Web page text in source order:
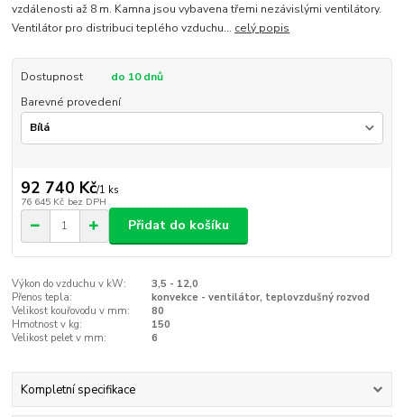
vzdálenosti až 8 m. Kamna jsou vybavena třemi nezávislými ventilátory.
Ventilátor pro distribuci teplého vzduchu... celý popis
Dostupnost
do 10 dnů
Barevné provedení
92 740 Kč/1 ks
76 645 Kč bez DPH
Přidat do košíku
Výkon do vzduchu v kW:
3,5 - 12,0
Přenos tepla:
konvekce - ventilátor, teplovzdušný rozvod
Velikost kouřovodu v mm:
80
Hmotnost v kg:
150
Velikost pelet v mm:
6
Kompletní specifikace